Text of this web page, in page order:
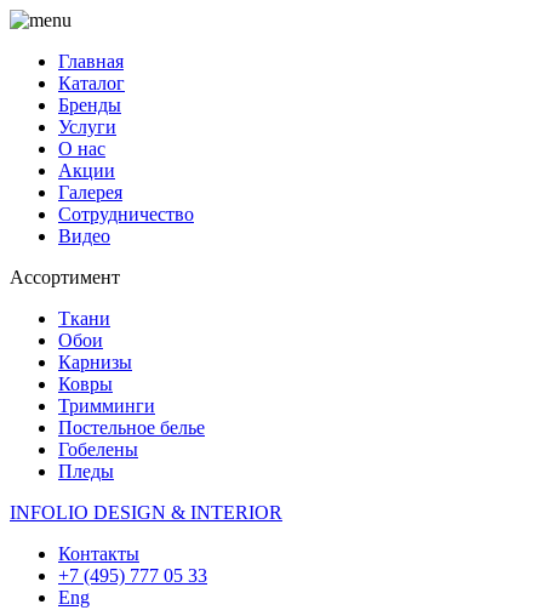
Главная
Каталог
Бренды
Услуги
О нас
Акции
Галерея
Сотрудничество
Видео
Ассортимент
Ткани
Обои
Карнизы
Ковры
Тримминги
Постельное белье
Гобелены
Пледы
INFOLIO DESIGN & INTERIOR
Контакты
+7 (495) 777 05 33
Eng